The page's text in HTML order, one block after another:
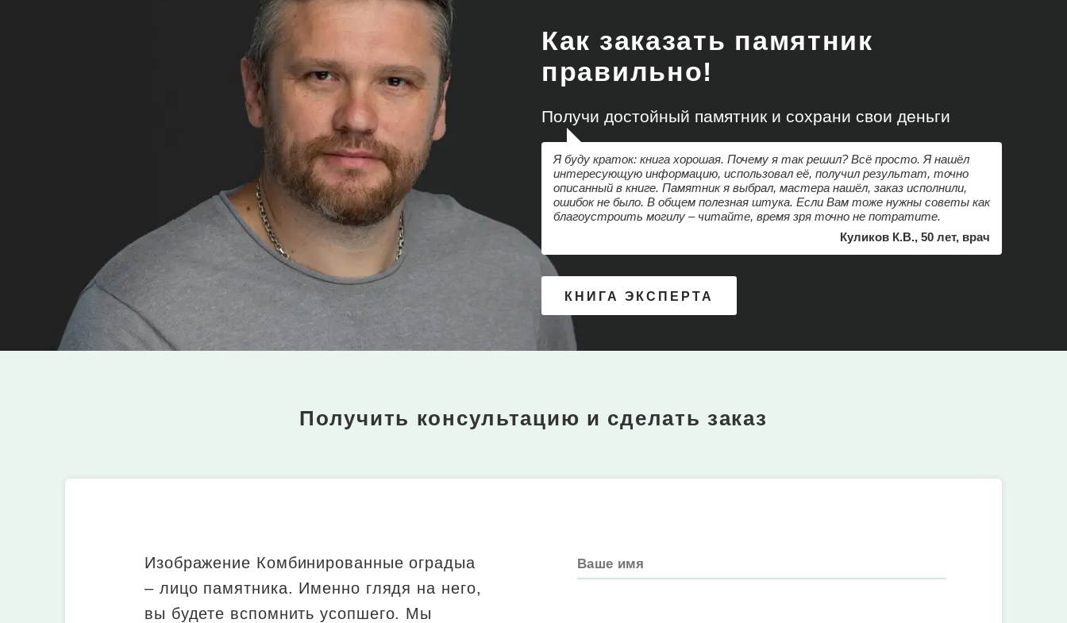
Как заказать памятник
правильно!
Получи достойный памятник и сохрани свои деньги
Я буду краток: книга хорошая. Почему я так решил? Всё просто. Я нашёл
интересующую информацию, использовал её, получил результат, точно
описанный в книге. Памятник я выбрал, мастера нашёл, заказ исполнили,
ошибок не было. В общем полезная штука. Если Вам тоже нужны советы как
благоустроить могилу – читайте, время зря точно не потратите.
Куликов К.В., 50 лет, врач
КНИГА ЭКСПЕРТА
Получить консультацию и сделать заказ
Изображение Комбинированные оградыа
– лицо памятника. Именно глядя на него,
вы будете вспомнить усопшего. Мы